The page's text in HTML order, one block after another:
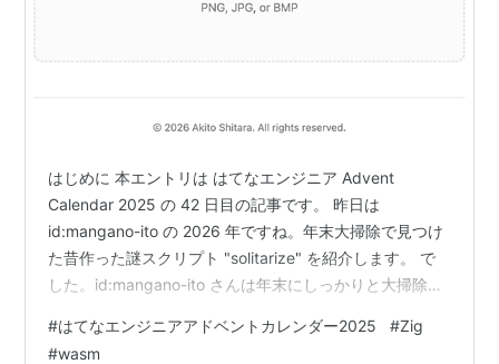
はじめに 本エントリは はてなエンジニア Advent
Calendar 2025 の 42 日目の記事です。 昨日は
id:mangano-ito の 2026 年ですね。年末大掃除で見つけ
た昔作った謎スクリプト "solitarize" を紹介します。 で
した。id:mangano-ito さんは年末にしっかりと大掃除を
ーアカデミア』のアニメがめでたく最終回を迎えたとい
#はてなエンジニアアドベントカレンダー2025 #Zig
#wasm